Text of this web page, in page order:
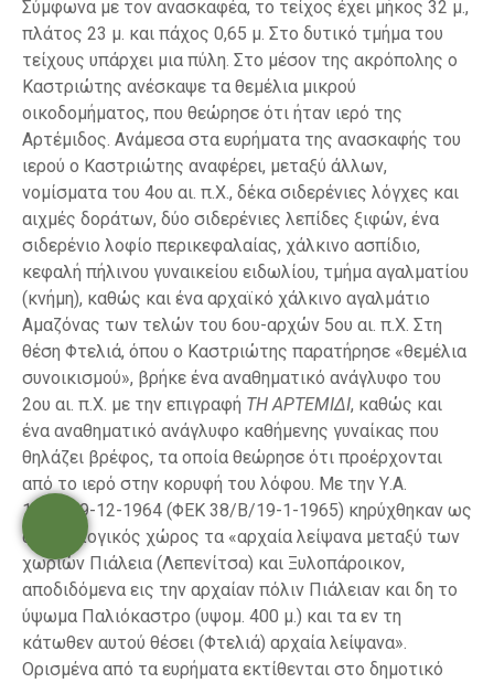
Σύμφωνα με τον ανασκαφέα, το τείχος έχει μήκος 32 μ.,
πλάτος 23 μ. και πάχος 0,65 μ. Στο δυτικό τμήμα του
τείχους υπάρχει μια πύλη. Στο μέσον της ακρόπολης ο
Καστριώτης ανέσκαψε τα θεμέλια μικρού
οικοδομήματος, που θεώρησε ότι ήταν ιερό της
Αρτέμιδος. Ανάμεσα στα ευρήματα της ανασκαφής του
ιερού ο Καστριώτης αναφέρει, μεταξύ άλλων,
νομίσματα του 4ου αι. π.Χ., δέκα σιδερένιες λόγχες και
αιχμές δοράτων, δύο σιδερένιες λεπίδες ξιφών, ένα
σιδερένιο λοφίο περικεφαλαίας, χάλκινο ασπίδιο,
κεφαλή πήλινου γυναικείου ειδωλίου, τμήμα αγαλματίου
(κνήμη), καθώς και ένα αρχαϊκό χάλκινο αγαλμάτιο
Αμαζόνας των τελών του 6ου-αρχών 5ου αι. π.Χ. Στη
θέση Φτελιά, όπου ο Καστριώτης παρατήρησε «θεμέλια
συνοικισμού», βρήκε ένα αναθηματικό ανάγλυφο του
2ου αι. π.Χ. με την επιγραφή ΤΗ ΑΡΤΕΜΙΔΙ, καθώς και
ένα αναθηματικό ανάγλυφο καθήμενης γυναίκας που
θηλάζει βρέφος, τα οποία θεώρησε ότι προέρχονται
από το ιερό στην κορυφή του λόφου. Με την Υ.Α.
12524/9-12-1964 (ΦΕΚ 38/Β/19-1-1965) κηρύχθηκαν ως
αρχαιολογικός χώρος τα «αρχαία λείψανα μεταξύ των
χωριών Πιάλεια (Λεπενίτσα) και Ξυλοπάροικον,
αποδιδόμενα εις την αρχαίαν πόλιν Πιάλειαν και δη το
ύψωμα Παλιόκαστρο (υψομ. 400 μ.) και τα εν τη
κάτωθεν αυτού θέσει (Φτελιά) αρχαία λείψανα».
Ορισμένα από τα ευρήματα εκτίθενται στο δημοτικό